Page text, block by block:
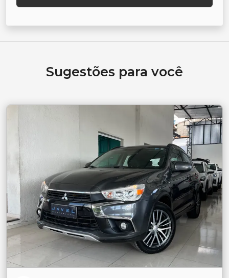
Sugestões para você